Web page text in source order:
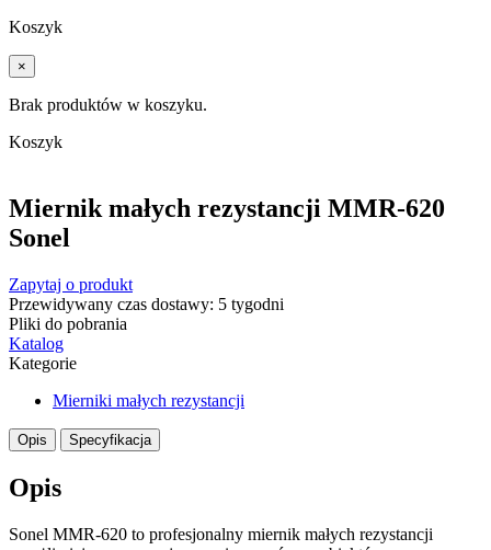
Koszyk
×
Brak produktów w koszyku.
Koszyk
Miernik małych rezystancji MMR-620
Sonel
Zapytaj o produkt
Przewidywany czas dostawy: 5 tygodni
Pliki do pobrania
Katalog
Kategorie
Mierniki małych rezystancji
Opis Specyfikacja
Opis
Sonel MMR-620 to profesjonalny miernik małych rezystancji